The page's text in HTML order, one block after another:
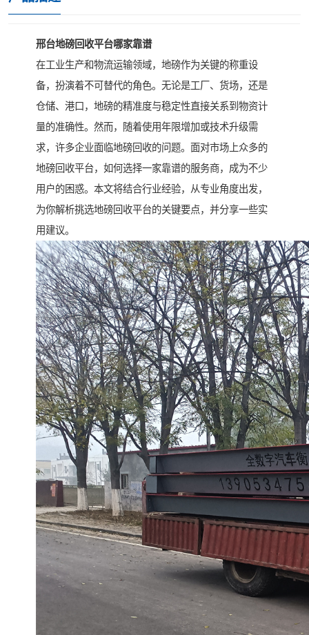
邢台地磅回收平台哪家靠谱
在工业生产和物流运输领域，地磅作为关键的称重设
备，扮演着不可替代的角色。无论是工厂、货场，还是
仓储、港口，地磅的精准度与稳定性直接关系到物资计
量的准确性。然而，随着使用年限增加或技术升级需
求，许多企业面临地磅回收的问题。面对市场上众多的
地磅回收平台，如何选择一家靠谱的服务商，成为不少
用户的困惑。本文将结合行业经验，从专业角度出发，
为你解析挑选地磅回收平台的关键要点，并分享一些实
用建议。